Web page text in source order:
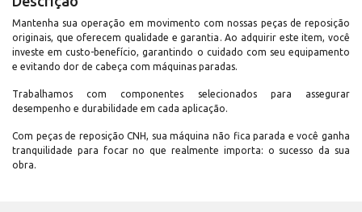
Mantenha sua operação em movimento com nossas peças de reposição
originais, que oferecem qualidade e garantia. Ao adquirir este item, você
investe em custo-benefício, garantindo o cuidado com seu equipamento
e evitando dor de cabeça com máquinas paradas.
Trabalhamos com componentes selecionados para assegurar
desempenho e durabilidade em cada aplicação.
Com peças de reposição CNH, sua máquina não fica parada e você ganha
tranquilidade para focar no que realmente importa: o sucesso da sua
obra.